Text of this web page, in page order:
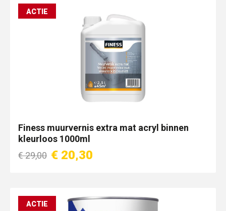
ACTIE
Finess muurvernis extra mat acryl binnen
kleurloos 1000ml
€ 29,00 € 20,30
ACTIE